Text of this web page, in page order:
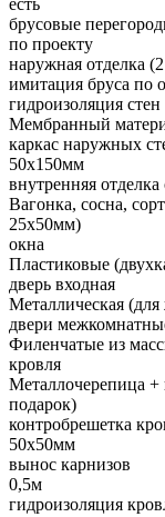
есть
брусовые
по проекту
наружная отделка
имитация бруса по
гидроизоляция стен
Мембранный
каркас наружных
50х150мм
внутренняя
Вагонка, сосна,
25х50мм)
окна
Пластиковые
дверь входная
Металлическая
двери
Филенчатые из
кровля
Металлочерепица
подарок)
контробрешетка
50х50мм
вынос карнизов
0,5м
гидроизоляция